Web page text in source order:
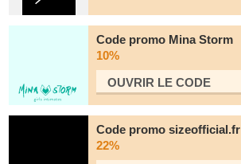
Code promo Mina Storm
10%
OUVRIR LE СODE
Code promo sizeofficial.fr
22%